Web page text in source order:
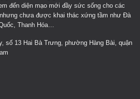
đến diện mạo mới đầy sức sống cho các
chưa được khai thác xứng tầm như Đà
Thanh Hóa…
số 13 Hai Bà Trưng, phường Hàng Bài, quận